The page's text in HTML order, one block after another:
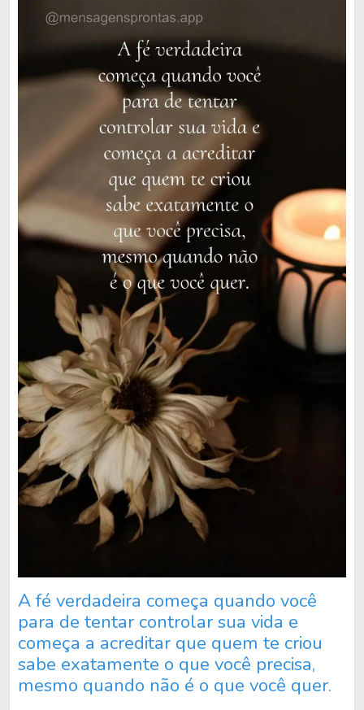
A fé verdadeira começa quando você
para de tentar controlar sua vida e
começa a acreditar que quem te criou
sabe exatamente o que você precisa,
mesmo quando não é o que você quer.